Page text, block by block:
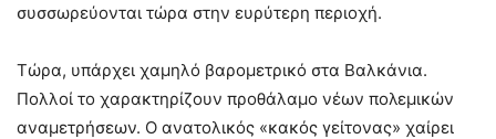
συσσωρεύονται τώρα στην ευρύτερη περιοχή.
Τώρα, υπάρχει χαμηλό βαρομετρικό στα Βαλκάνια.
Πολλοί το χαρακτηρίζουν προθάλαμο νέων πολεμικών
αναμετρήσεων. Ο ανατολικός «κακός γείτονας» χαίρει